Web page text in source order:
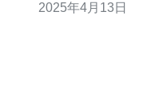
众多用户的首选。 台湾青云服务器云主机提供了稳定性保
2025年4月13日